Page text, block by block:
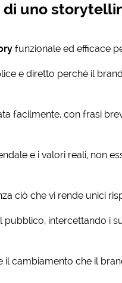
uno
funzionale ed efficace
e diretto perché il
facilmente, con frasi
e i valori reali, non
ciò che vi rende unici
pubblico, intercettando i
il cambiamento che il